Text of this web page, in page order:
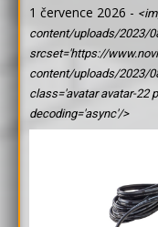
1 července 2026 -
content/uploads/2023/
srcset='https://
content/uploads/2023/
class='avatar avatar-22
decoding='async'/>